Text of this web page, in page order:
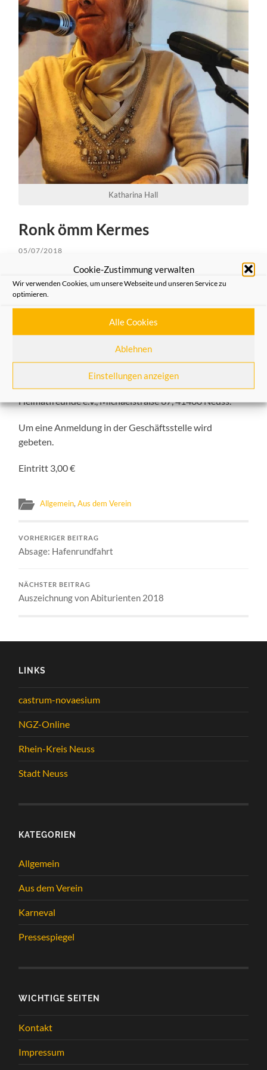
Cookie-Zustimmung verwalten
Wir verwenden Cookies, um unsere Webseite und unseren Service zu
optimieren.
Alle Cookies
Ablehnen
Einstellungen anzeigen
Katharina Hall
Ronk ömm Kermes
05/07/2018
Die Heimatfreunde laden zu einem Abend mit
Geschichten und Liedern
“ in Mundart ein, vorgetragen von
Die Veranstaltung findet statt amDonnerstag, den 19.
Juli um 19:00 Uhrin der Geschäftsstelle der
Heimatfreunde e.V., Michaelstraße 67, 41460 Neuss.
Um eine Anmeldung in der Geschäftsstelle wird
gebeten.
Eintritt 3,00 €
Allgemein,Aus dem Verein
VORHERIGER BEITRAG
Absage: Hafenrundfahrt
NÄCHSTER BEITRAG
Auszeichnung von Abiturienten 2018
LINKS
castrum-novaesium
NGZ-Online
Rhein-Kreis Neuss
Stadt Neuss
KATEGORIEN
Allgemein
Aus dem Verein
Karneval
Pressespiegel
WICHTIGE SEITEN
Kontakt
Impressum